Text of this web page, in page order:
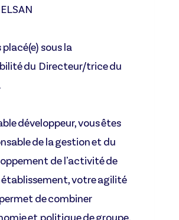
placé(e) sous la
du Directeur/trice du
développeur, vous êtes
de la gestion et du
de l'activité de
votre agilité
de combiner